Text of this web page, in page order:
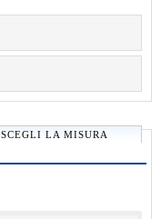
SCEGLI LA MISURA